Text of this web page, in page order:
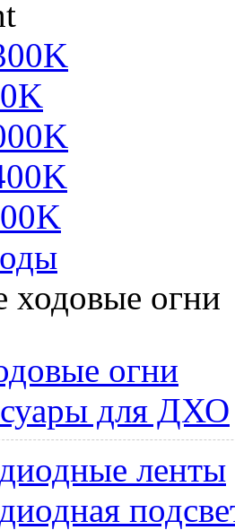
ходовые огни
огни
для ДХО
ленты